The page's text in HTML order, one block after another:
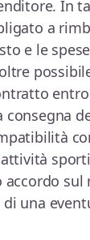
In
a
e le spese
attività
accordo sul
una